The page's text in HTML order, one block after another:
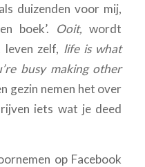
duizenden voor mij,
boek’. Ooit, wordt
leven zelf, life is what
busy making other
gezin nemen het over
iets wat je deed
op Facebook